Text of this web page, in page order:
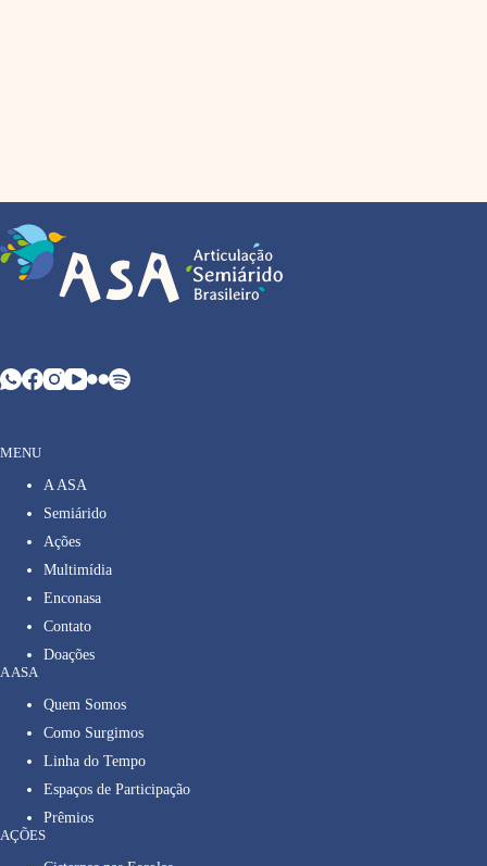
MENU
A ASA
Semiárido
Ações
Multimídia
Enconasa
Contato
Doações
A ASA
Quem Somos
Como Surgimos
Linha do Tempo
Espaços de Participação
Prêmios
AÇÕES